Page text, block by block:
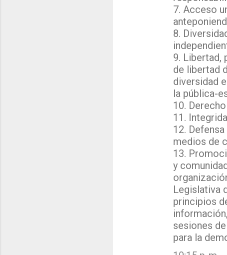
7. Acceso
8.
9. Libertad,
de libertad
diversidad
la pública-
10.
11.
12.
medios de
13.
y
Legislativa
principios
sesiones
para la